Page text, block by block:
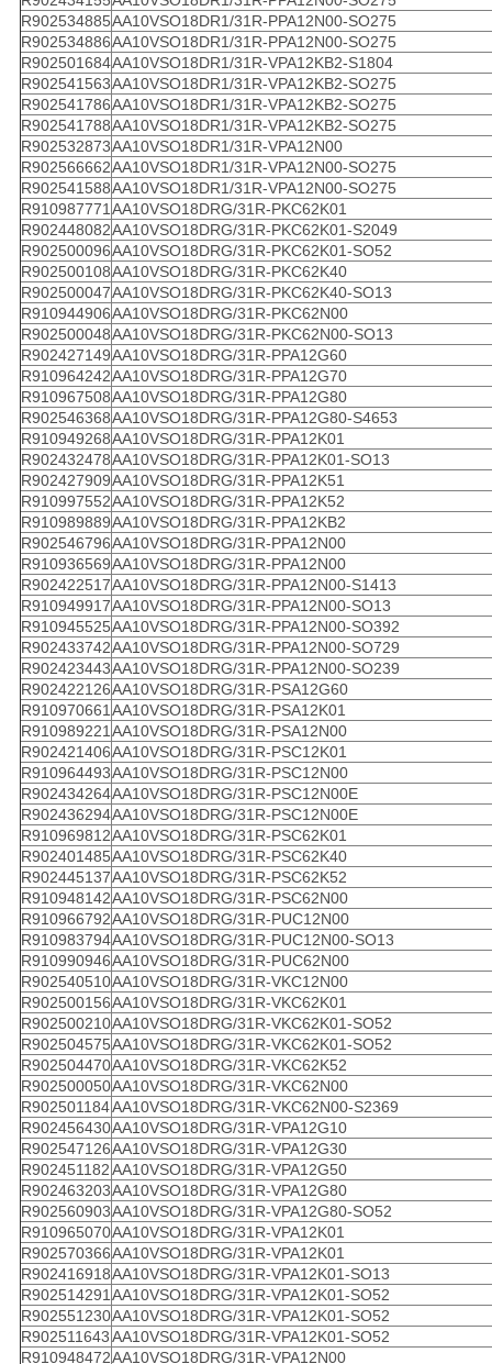
R902534885AA10VSO18DR1/31R-PPA12N00-SO275
R902534886AA10VSO18DR1/31R-PPA12N00-SO275
R902501684AA10VSO18DR1/31R-VPA12KB2-S1804
R902541563AA10VSO18DR1/31R-VPA12KB2-SO275
R902541786AA10VSO18DR1/31R-VPA12KB2-SO275
R902541788AA10VSO18DR1/31R-VPA12KB2-SO275
R902532873AA10VSO18DR1/31R-VPA12N00
R902566662AA10VSO18DR1/31R-VPA12N00-SO275
R902541588AA10VSO18DR1/31R-VPA12N00-SO275
R910987771AA10VSO18DRG/31R-PKC62K01
R902448082AA10VSO18DRG/31R-PKC62K01-S2049
R902500096AA10VSO18DRG/31R-PKC62K01-SO52
R902500108AA10VSO18DRG/31R-PKC62K40
R902500047AA10VSO18DRG/31R-PKC62K40-SO13
R910944906AA10VSO18DRG/31R-PKC62N00
R902500048AA10VSO18DRG/31R-PKC62N00-SO13
R902427149AA10VSO18DRG/31R-PPA12G60
R910964242AA10VSO18DRG/31R-PPA12G70
R910967508AA10VSO18DRG/31R-PPA12G80
R902546368AA10VSO18DRG/31R-PPA12G80-S4653
R910949268AA10VSO18DRG/31R-PPA12K01
R902432478AA10VSO18DRG/31R-PPA12K01-SO13
R902427909AA10VSO18DRG/31R-PPA12K51
R910997552AA10VSO18DRG/31R-PPA12K52
R910989889AA10VSO18DRG/31R-PPA12KB2
R902546796AA10VSO18DRG/31R-PPA12N00
R910936569AA10VSO18DRG/31R-PPA12N00
R902422517AA10VSO18DRG/31R-PPA12N00-S1413
R910949917AA10VSO18DRG/31R-PPA12N00-SO13
R910945525AA10VSO18DRG/31R-PPA12N00-SO392
R902433742AA10VSO18DRG/31R-PPA12N00-SO729
R902423443AA10VSO18DRG/31R-PPA12N00-SO239
R902422126AA10VSO18DRG/31R-PSA12G60
R910970661AA10VSO18DRG/31R-PSA12K01
R910989221AA10VSO18DRG/31R-PSA12N00
R902421406AA10VSO18DRG/31R-PSC12K01
R910964493AA10VSO18DRG/31R-PSC12N00
R902434264AA10VSO18DRG/31R-PSC12N00E
R902436294AA10VSO18DRG/31R-PSC12N00E
R910969812AA10VSO18DRG/31R-PSC62K01
R902401485AA10VSO18DRG/31R-PSC62K40
R902445137AA10VSO18DRG/31R-PSC62K52
R910948142AA10VSO18DRG/31R-PSC62N00
R910966792AA10VSO18DRG/31R-PUC12N00
R910983794AA10VSO18DRG/31R-PUC12N00-SO13
R910990946AA10VSO18DRG/31R-PUC62N00
R902540510AA10VSO18DRG/31R-VKC12N00
R902500156AA10VSO18DRG/31R-VKC62K01
R902500210AA10VSO18DRG/31R-VKC62K01-SO52
R902504575AA10VSO18DRG/31R-VKC62K01-SO52
R902504470AA10VSO18DRG/31R-VKC62K52
R902500050AA10VSO18DRG/31R-VKC62N00
R902501184AA10VSO18DRG/31R-VKC62N00-S2369
R902456430AA10VSO18DRG/31R-VPA12G10
R902547126AA10VSO18DRG/31R-VPA12G30
R902451182AA10VSO18DRG/31R-VPA12G50
R902463203AA10VSO18DRG/31R-VPA12G80
R902560903AA10VSO18DRG/31R-VPA12G80-SO52
R910965070AA10VSO18DRG/31R-VPA12K01
R902570366AA10VSO18DRG/31R-VPA12K01
R902416918AA10VSO18DRG/31R-VPA12K01-SO13
R902514291AA10VSO18DRG/31R-VPA12K01-SO52
R902551230AA10VSO18DRG/31R-VPA12K01-SO52
R902511643AA10VSO18DRG/31R-VPA12K01-SO52
R910948472AA10VSO18DRG/31R-VPA12N00